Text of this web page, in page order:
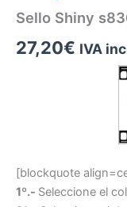
Sello Shiny
27,20€ IVA
[blockquote
1º.- Seleccione el